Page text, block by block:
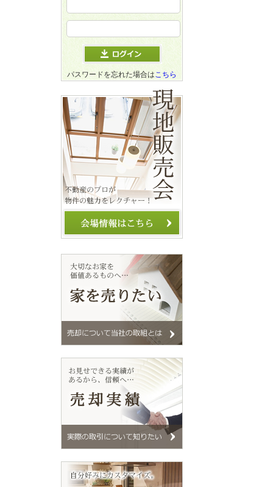
パスワードを忘れた場合はこちら